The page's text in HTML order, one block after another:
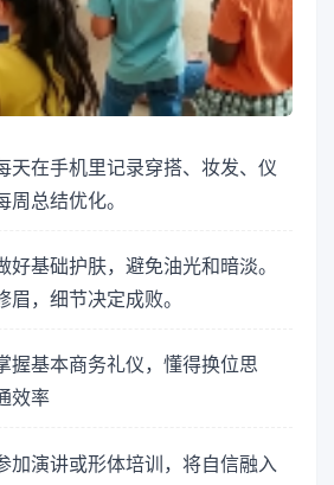
天在手机里记录穿搭、妆发、仪
周总结优化。
好基础护肤，避免油光和暗淡。
眉，细节决定成败。
握基本商务礼仪，懂得换位思
效率
加演讲或形体培训，将自信融入